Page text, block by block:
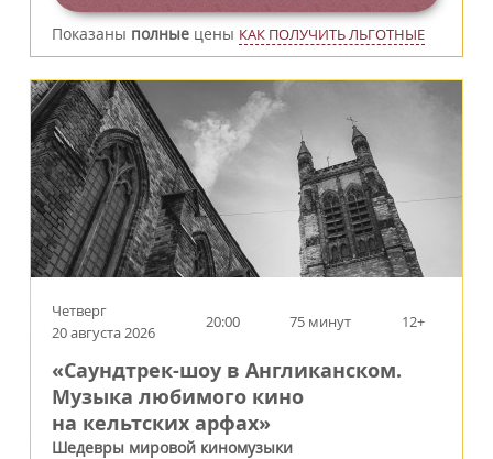
Показаны полные цены КАК ПОЛУЧИТЬ ЛЬГОТНЫЕ
Четверг
20 августа 2026
20:00 75 минут 12+
«Саундтрек-шоу в Англиканском.
Музыка любимого кино
на кельтских арфах»
Шедевры мировой киномузыки